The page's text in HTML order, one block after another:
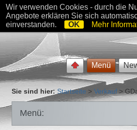
Menü
Sie sind hier: Startseite > Verkauf >
Menü:
Wir verwenden Cookies - durch die
Angebote erklären Sie sich
einverstanden.
OK Mehr